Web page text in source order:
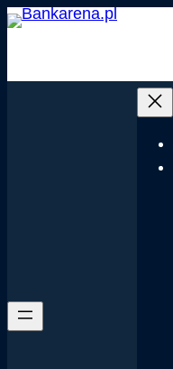
Przejdź